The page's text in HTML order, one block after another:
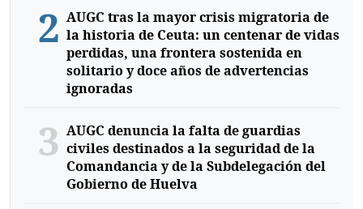
2 AUGC tras la mayor crisis migratoria de
la historia de Ceuta: un centenar de vidas
perdidas, una frontera sostenida en
solitario y doce años de advertencias
ignoradas
3 AUGC denuncia la falta de guardias
civiles destinados a la seguridad de la
Comandancia y de la Subdelegación del
Gobierno de Huelva